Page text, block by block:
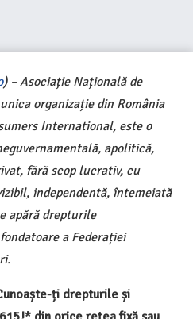
) – Asociație Națională de
organizație din România
International, este o
apolitică,
fără scop lucrativ, cu
independentă, întemeiată
apără drepturile
a Federației
ți drepturile și